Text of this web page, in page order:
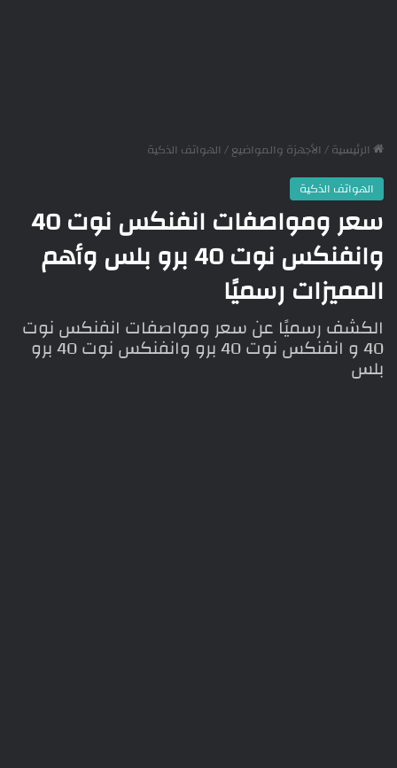
الرئيسية/ الأجهزة والمواضيع/ الهواتف الذكية
الهواتف الذكية
سعر ومواصفات انفنكس نوت 40
وانفنكس نوت 40 برو بلس وأهم
المميزات رسميًا
الكشف رسميًا عن سعر ومواصفات انفنكس نوت
40 و انفنكس نوت 40 برو وانفنكس نوت 40 برو
بلس